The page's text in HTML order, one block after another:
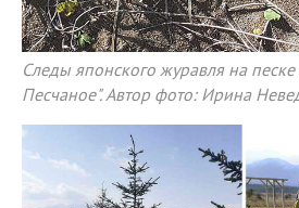
Следы японского журавля на
Песчаное". Автор фото: Ирина